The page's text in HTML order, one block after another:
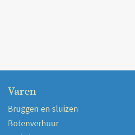
Varen
Bruggen en sluizen
Botenverhuur